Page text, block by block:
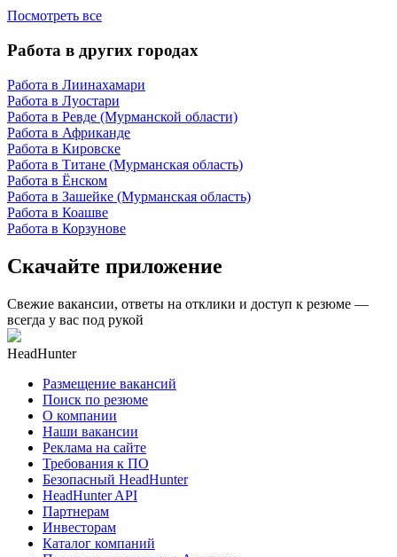
Посмотреть все
Работа в других городах
Работа в Лиинахамари
Работа в Луостари
Работа в Ревде (Мурманской области)
Работа в Африканде
Работа в Кировске
Работа в Титане (Мурманская область)
Работа в Ёнском
Работа в Зашейке (Мурманская область)
Работа в Коашве
Работа в Корзунове
Скачайте приложение
Свежие вакансии, ответы на отклики и доступ к резюме —
всегда у вас под рукой
HeadHunter
Размещение вакансий
Поиск по резюме
О компании
Наши вакансии
Реклама на сайте
Требования к ПО
Безопасный HeadHunter
HeadHunter API
Партнерам
Инвесторам
Каталог компаний